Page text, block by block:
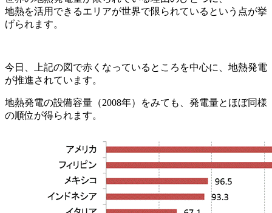
地熱を活用できるエリアが世界で限られているという点が挙
げられます。
今日、上記の図で赤くなっているところを中心に、地熱発電
が推進されています。
地熱発電の設備容量（2008年）をみても、発電量とほぼ同様
の順位が得られます。